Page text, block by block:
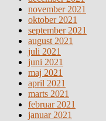
november 2021
oktober 2021
september 2021
august 2021
juli 2021
juni 2021
maj 2021
april 2021
marts 2021
februar 2021
januar 2021